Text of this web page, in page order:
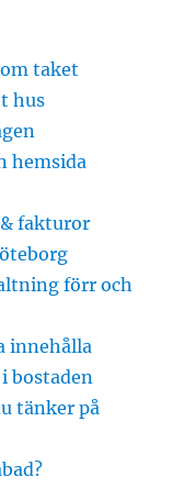
taket
hus
hemsida
fakturor
förr och
innehålla
bostaden
tänker på